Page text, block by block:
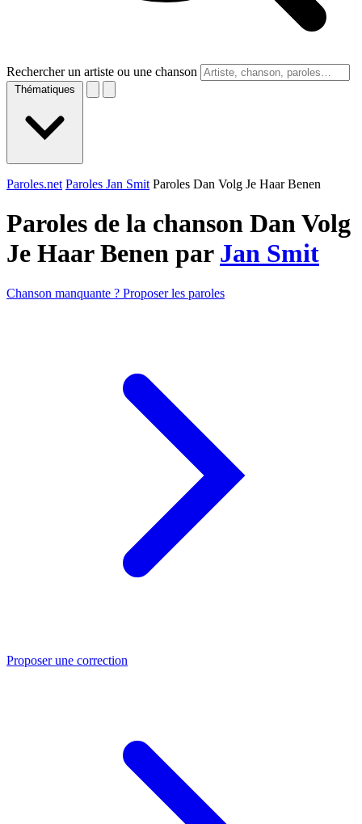
Rechercher un artiste ou une chanson
Thématiques
Paroles.net Paroles Jan Smit Paroles Dan Volg Je Haar Benen
Paroles de la chanson Dan Volg
Je Haar Benen par Jan Smit
Chanson manquante ? Proposer les paroles
Proposer une correction